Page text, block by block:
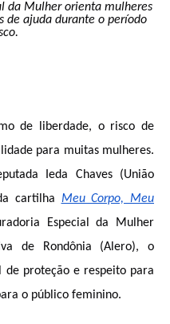
da Mulher orienta mulheres
de ajuda durante o período
de liberdade, o risco de
para muitas mulheres.
Ieda Chaves (União
cartilha Meu Corpo, Meu
Especial da Mulher
de Rondônia (Alero), o
proteção e respeito para
o público feminino.